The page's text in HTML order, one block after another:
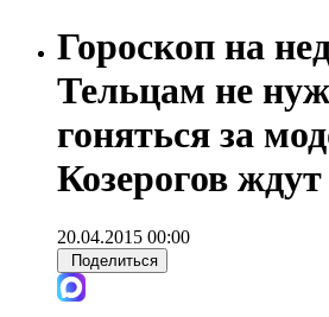
Гороскоп на
Тельцам не
гоняться за
Козерогов
20.04.2015 00:00
Поделиться